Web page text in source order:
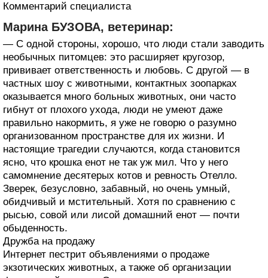
Комментарий специалиста
Марина БУЗОВА, ветеринар:
— С одной стороны, хорошо, что люди стали заводить
необычных питомцев: это расширяет кругозор,
прививает ответственность и любовь. С другой — в
частных шоу с животными, контактных зоопарках
оказывается много больных животных, они часто
гибнут от плохого ухода, люди не умеют даже
правильно накормить, я уже не говорю о разумно
организованном пространстве для их жизни. И
настоящие трагедии случаются, когда становится
ясно, что крошка енот не так уж мил. Что у него
самомнение десятерых котов и ревность Отелло.
Зверек, безусловно, забавный, но очень умный,
обидчивый и мстительный. Хотя по сравнению с
рысью, совой или лисой домашний енот — почти
обыденность.
Дружба на продажу
Интернет пестрит объявлениями о продаже
экзотических животных, а также об организации